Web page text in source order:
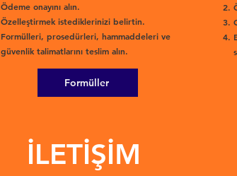
Ödeme onayını alın.
Özelleştirmek istediklerinizi belirtin.
Formülleri, prosedürleri, hammaddeleri ve
güvenlik talimatlarını teslim alın.
Formüller
İLETİŞİM